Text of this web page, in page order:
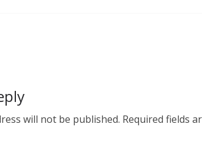
will not be published. Required fields